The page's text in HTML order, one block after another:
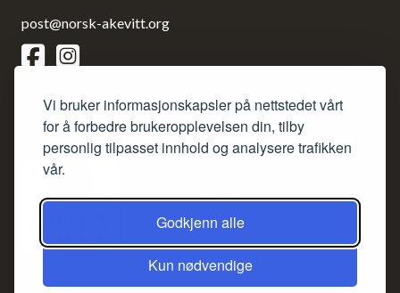
Vi bruker informasjonskapsler på nettstedet vårt
for å forbedre brukeropplevelsen din, tilby
personlig tilpasset innhold og analysere trafikken
vår.
Godkjenn alle
Kun nødvendige
post@norsk-akevitt.org
plakaten.
Ansvarlig redaktør: Frank Bruun.